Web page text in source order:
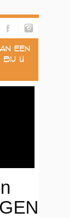
een
u